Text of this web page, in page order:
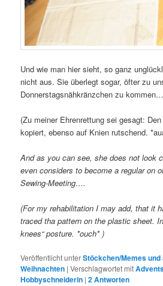
Und wie man hier sieht, so ganz
nicht aus. Sie überlegt sogar, öfter zu
Donnerstagsnähkränzchen zu kommen…
(Zu meiner Ehrenrettung sei gesagt:
kopiert, ebenso auf Knien rutschend.
And as you can see, she does not look
even considers to become a regular on
Sewing-Meeting….
(For my rehabilitation I may add, that it
traced tha pattern on the plastic sheet.
knees“ posture. *ouch* )
Veröffentlicht unterStöckchen/Memes
Weihnachten |Verschlagwortet mit
Hobbyschneiderin |2Antworten